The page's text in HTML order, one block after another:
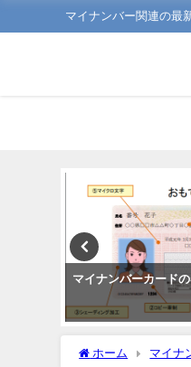
マイナンバー関連の最
マイナンバーカード
ホーム マイナ